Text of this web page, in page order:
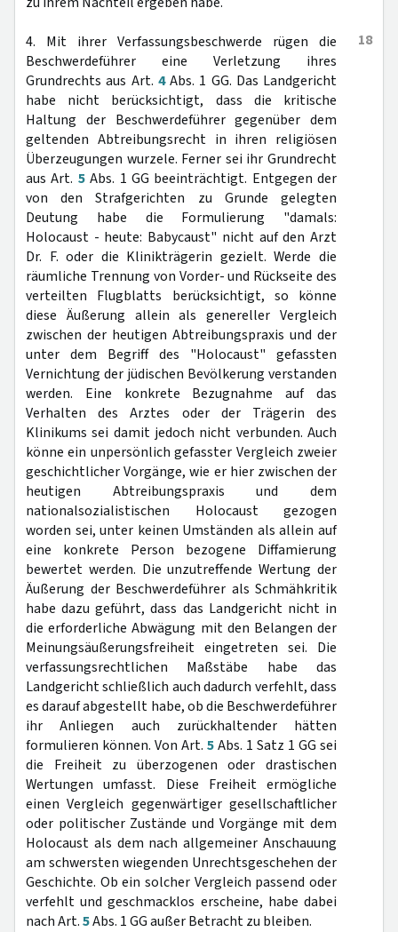
18
4. Mit ihrer Verfassungsbeschwerde rügen die
Beschwerdeführer eine Verletzung ihres
Grundrechts aus Art. 4Abs. 1 GG. Das Landgericht
habe nicht berücksichtigt, dass die kritische
Haltung der Beschwerdeführer gegenüber dem
geltenden Abtreibungsrecht in ihren religiösen
Überzeugungen wurzele. Ferner sei ihr Grundrecht
aus Art. 5Abs. 1 GG beeinträchtigt. Entgegen der
von den Strafgerichten zu Grunde gelegten
Deutung habe die Formulierung "damals:
Holocaust - heute: Babycaust" nicht auf den Arzt
Dr. F. oder die Klinikträgerin gezielt. Werde die
räumliche Trennung von Vorder- und Rückseite des
verteilten Flugblatts berücksichtigt, so könne
diese Äußerung allein als genereller Vergleich
zwischen der heutigen Abtreibungspraxis und der
unter dem Begriff des "Holocaust" gefassten
Vernichtung der jüdischen Bevölkerung verstanden
werden. Eine konkrete Bezugnahme auf das
Verhalten des Arztes oder der Trägerin des
Klinikums sei damit jedoch nicht verbunden. Auch
könne ein unpersönlich gefasster Vergleich zweier
geschichtlicher Vorgänge, wie er hier zwischen der
heutigen Abtreibungspraxis und dem
nationalsozialistischen Holocaust gezogen
worden sei, unter keinen Umständen als allein auf
eine konkrete Person bezogene Diffamierung
bewertet werden. Die unzutreffende Wertung der
Äußerung der Beschwerdeführer als Schmähkritik
habe dazu geführt, dass das Landgericht nicht in
die erforderliche Abwägung mit den Belangen der
Meinungsäußerungsfreiheit eingetreten sei. Die
verfassungsrechtlichen Maßstäbe habe das
Landgericht schließlich auch dadurch verfehlt, dass
es darauf abgestellt habe, ob die Beschwerdeführer
ihr Anliegen auch zurückhaltender hätten
formulieren können. Von Art. 5Abs. 1 Satz 1 GG sei
die Freiheit zu überzogenen oder drastischen
Wertungen umfasst. Diese Freiheit ermögliche
einen Vergleich gegenwärtiger gesellschaftlicher
oder politischer Zustände und Vorgänge mit dem
Holocaust als dem nach allgemeiner Anschauung
am schwersten wiegenden Unrechtsgeschehen der
Geschichte. Ob ein solcher Vergleich passend oder
verfehlt und geschmacklos erscheine, habe dabei
nach Art.5Abs. 1 GG außer Betracht zu bleiben.